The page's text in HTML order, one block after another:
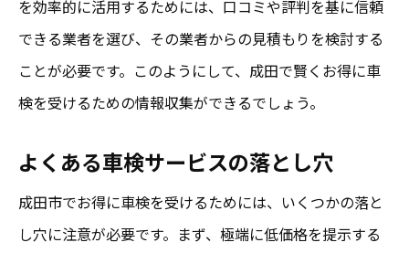
初めての方におすすめの見積もり取得ステ
ップ
見積もり内で見逃しがちなポイント
見積もりを利用したコスト削減術
お得なサービスを見極める方法
地元で評判の良い業者を選ぶ基準
を効率的に活用するためには、口コミや評判を基に信頼
できる業者を選び、その業者からの見積もりを検討する
ことが必要です。このようにして、成田で賢くお得に車
検を受けるための情報収集ができるでしょう。
よくある車検サービスの落とし穴
成田市でお得に車検を受けるためには、いくつかの落と
し穴に注意が必要です。まず、極端に低価格を提示する